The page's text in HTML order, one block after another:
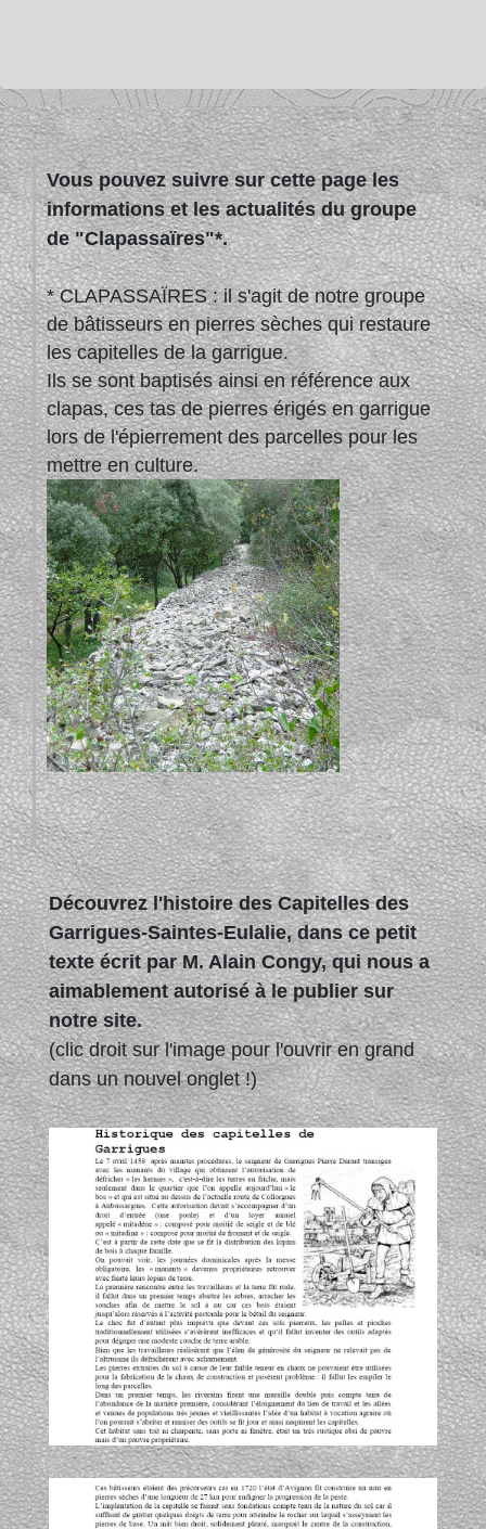
Vous pouvez suivre sur cette page les
informations et les actualités du groupe
de "Clapassaïres"*.
* CLAPASSAÏRES : il s'agit de notre groupe
de bâtisseurs en pierres sèches qui restaure
les capitelles de la garrigue.
Ils se sont baptisés ainsi en référence aux
clapas, ces tas de pierres érigés en garrigue
lors de l'épierrement des parcelles pour les
mettre en culture.
Découvrez l'histoire des Capitelles des
Garrigues-Saintes-Eulalie, dans ce petit
texte écrit par M. Alain Congy, qui nous a
aimablement autorisé à le publier sur
notre site.
(clic droit sur l'image pour l'ouvrir en grand
dans un nouvel onglet !)